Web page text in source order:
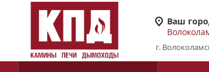
Ваш
г.